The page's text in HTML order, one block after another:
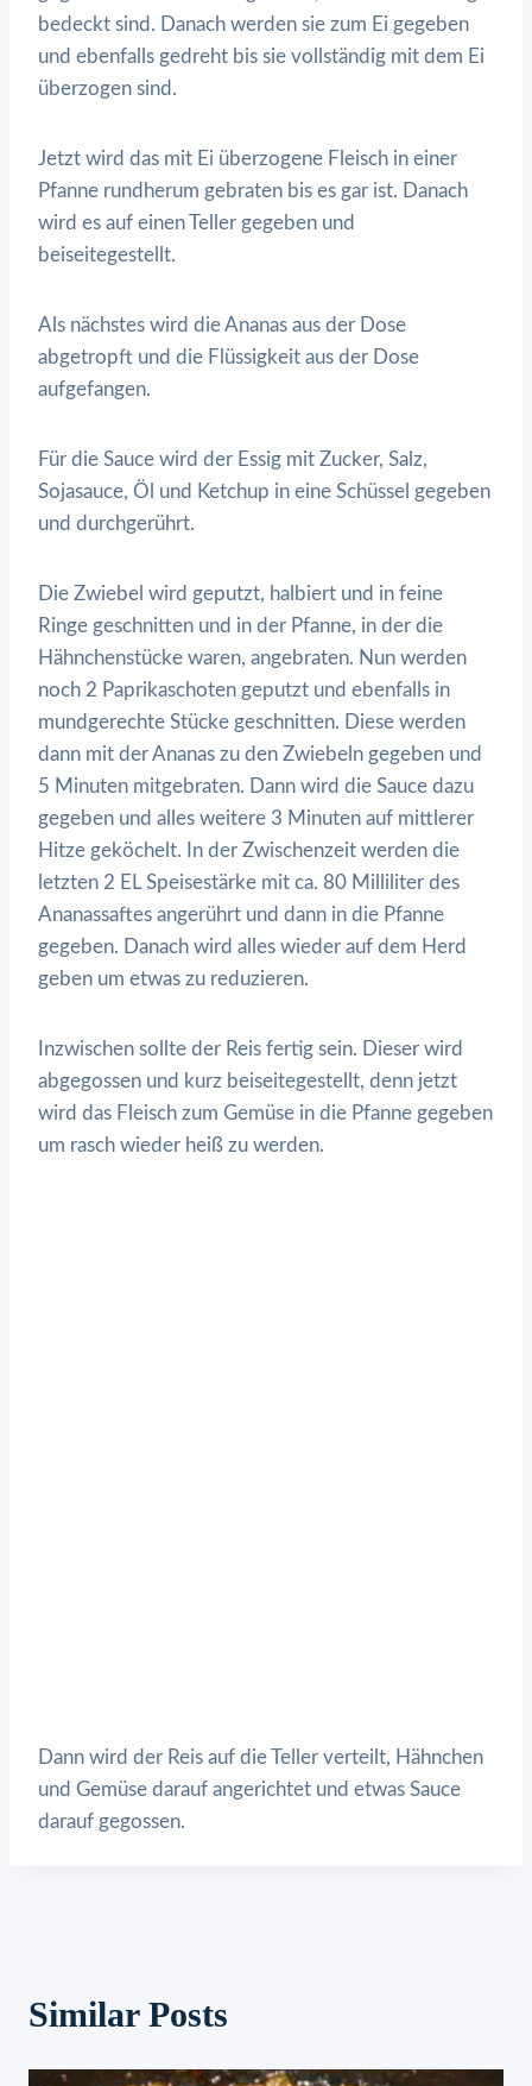
bedeckt sind. Danach werden sie zum Ei gegeben
und ebenfalls gedreht bis sie vollständig mit dem Ei
überzogen sind.
Jetzt wird das mit Ei überzogene Fleisch in einer
Pfanne rundherum gebraten bis es gar ist. Danach
wird es auf einen Teller gegeben und
beiseitegestellt.
Als nächstes wird die Ananas aus der Dose
abgetropft und die Flüssigkeit aus der Dose
aufgefangen.
Für die Sauce wird der Essig mit Zucker, Salz,
Sojasauce, Öl und Ketchup in eine Schüssel gegeben
und durchgerührt.
Die Zwiebel wird geputzt, halbiert und in feine
Ringe geschnitten und in der Pfanne, in der die
Hähnchenstücke waren, angebraten. Nun werden
noch 2 Paprikaschoten geputzt und ebenfalls in
mundgerechte Stücke geschnitten. Diese werden
dann mit der Ananas zu den Zwiebeln gegeben und
5 Minuten mitgebraten. Dann wird die Sauce dazu
gegeben und alles weitere 3 Minuten auf mittlerer
Hitze geköchelt. In der Zwischenzeit werden die
letzten 2 EL Speisestärke mit ca. 80 Milliliter des
Ananassaftes angerührt und dann in die Pfanne
gegeben. Danach wird alles wieder auf dem Herd
geben um etwas zu reduzieren.
Inzwischen sollte der Reis fertig sein. Dieser wird
abgegossen und kurz beiseitegestellt, denn jetzt
wird das Fleisch zum Gemüse in die Pfanne gegeben
um rasch wieder heiß zu werden.
Dann wird der Reis auf die Teller verteilt, Hähnchen
und Gemüse darauf angerichtet und etwas Sauce
darauf gegossen.
Similar Posts